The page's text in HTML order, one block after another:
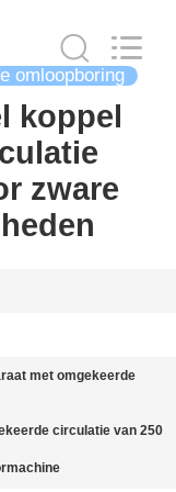
omloopboring
koppel
zware
met omgekeerde
circulatie van 250